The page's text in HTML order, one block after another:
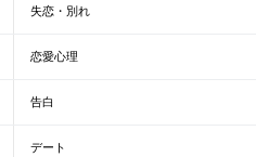
失恋・別れ
恋愛心理
告白
デート